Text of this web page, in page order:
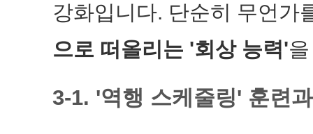
강화입니다. 단순히 무언가
으로 떠올리는 '회상 능력'
3-1. '역행 스케줄링' 훈련